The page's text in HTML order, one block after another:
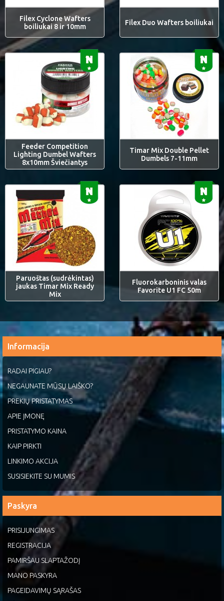
Filex Cyclone Wafters
boiliukai 8 ir 10mm
Filex Duo Wafters boiliukai
Feeder Competition
Lighting Dumbel Wafters
8x10mm Šviečiantys
Timar Mix Double Pellet
Dumbels 7-11mm
Paruoštas (sudrėkintas)
jaukas Timar Mix Ready
Mix
Fluorokarboninis valas
Favorite U1 FC 50m
Informacija
RADAI PIGIAU?
NEGAUNATE MŪSŲ LAIŠKO?
PREKIŲ PRISTATYMAS
APIE ĮMONĘ
PRISTATYMO KAINA
KAIP PIRKTI
LINKIMO AKCIJA
SUSISIEKITE SU MUMIS
Paskyra
PRISIJUNGIMAS
REGISTRACIJA
PAMIRŠAU SLAPTAŽODĮ
MANO PASKYRA
PAGEIDAVIMŲ SĄRAŠAS